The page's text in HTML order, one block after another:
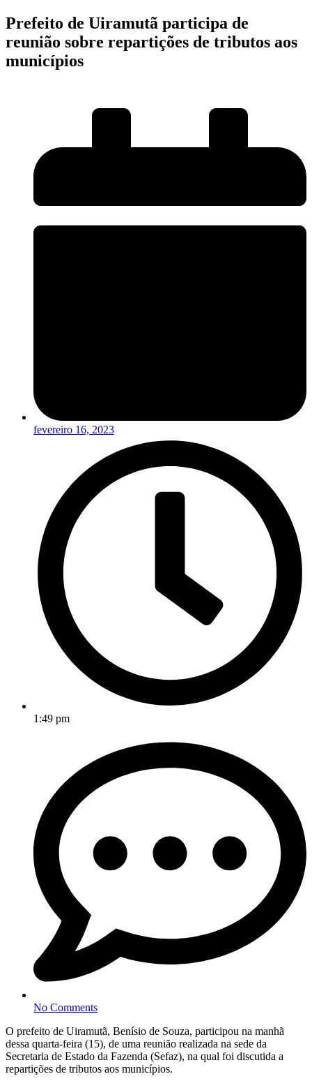
Prefeito de Uiramutã participa de
reunião sobre repartições de tributos aos
municípios
fevereiro 16, 2023
1:49 pm
No Comments
O prefeito de Uiramutã, Benísio de Souza, participou na manhã
dessa quarta-feira (15), de uma reunião realizada na sede da
Secretaria de Estado da Fazenda (Sefaz), na qual foi discutida a
repartições de tributos aos municípios.